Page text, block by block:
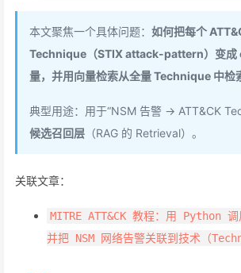
本文聚焦一个具体问题： 如何把每个
Technique（STIX attack-pattern）变成
量，并用向量检索从全量 Technique 中检
典型用途：用于“NSM 告警 -> ATT&CK
候选召回层 （RAG 的 Retrieval）。
关联文章：
MITRE ATT&CK 教程：用 Python 调
并把 NSM 网络告警关联到技术（